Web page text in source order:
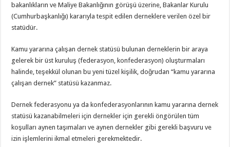
bakanlıkların ve Maliye Bakanlığının görüşü üzerine, Bakanlar Kurulu
(Cumhurbaşkanlığı) kararıyla tespit edilen derneklere verilen özel bir
statüdür.
Kamu yararına çalışan dernek statüsü bulunan derneklerin bir araya
gelerek bir üst kuruluş (federasyon, konfederasyon) oluşturmaları
halinde, teşekkül olunan bu yeni tüzel kişilik, doğrudan “kamu yararına
çalışan dernek” statüsü kazanmaz.
Dernek federasyonu ya da konfederasyonlarının kamu yararına dernek
statüsü kazanabilmeleri için dernekler için gerekli öngörülen tüm
koşulları aynen taşımaları ve aynen dernekler gibi gerekli başvuru ve
izin işlemlerini ikmal etmeleri gerekmektedir.